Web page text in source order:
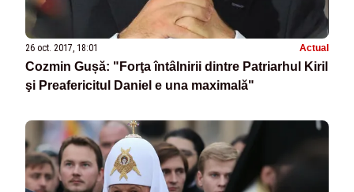
26 oct. 2017, 18:01 Actual
Cozmin Gușă: "Forţa întâlnirii dintre Patriarhul Kiril
şi Preafericitul Daniel e una maximală"